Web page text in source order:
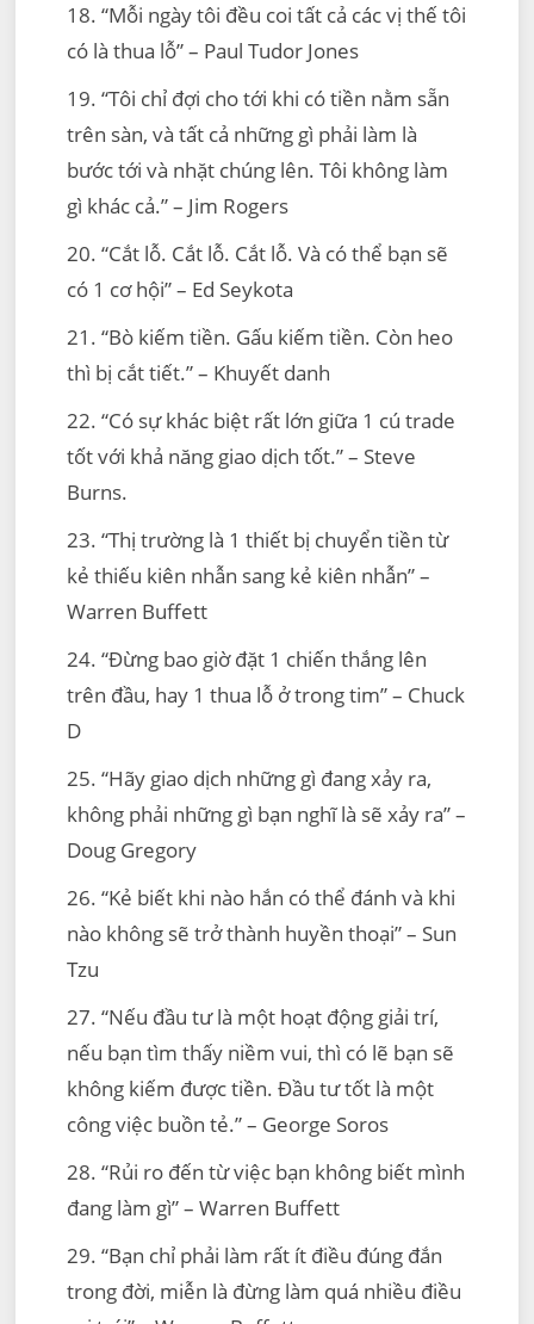
18. “Mỗi ngày tôi đều coi tất cả các vị thế tôi
có là thua lỗ” – Paul Tudor Jones
19. “Tôi chỉ đợi cho tới khi có tiền nằm sẵn
trên sàn, và tất cả những gì phải làm là
bước tới và nhặt chúng lên. Tôi không làm
gì khác cả.” – Jim Rogers
20. “Cắt lỗ. Cắt lỗ. Cắt lỗ. Và có thể bạn sẽ
có 1 cơ hội” – Ed Seykota
21. “Bò kiếm tiền. Gấu kiếm tiền. Còn heo
thì bị cắt tiết.” – Khuyết danh
22. “Có sự khác biệt rất lớn giữa 1 cú trade
tốt với khả năng giao dịch tốt.” – Steve
Burns.
23. “Thị trường là 1 thiết bị chuyển tiền từ
kẻ thiếu kiên nhẫn sang kẻ kiên nhẫn” –
Warren Buffett
24. “Đừng bao giờ đặt 1 chiến thắng lên
trên đầu, hay 1 thua lỗ ở trong tim” – Chuck
D
25. “Hãy giao dịch những gì đang xảy ra,
không phải những gì bạn nghĩ là sẽ xảy ra” –
Doug Gregory
26. “Kẻ biết khi nào hắn có thể đánh và khi
nào không sẽ trở thành huyền thoại” – Sun
Tzu
27. “Nếu đầu tư là một hoạt động giải trí,
nếu bạn tìm thấy niềm vui, thì có lẽ bạn sẽ
không kiếm được tiền. Đầu tư tốt là một
công việc buồn tẻ.” – George Soros
28. “Rủi ro đến từ việc bạn không biết mình
đang làm gì” – Warren Buffett
29. “Bạn chỉ phải làm rất ít điều đúng đắn
trong đời, miễn là đừng làm quá nhiều điều